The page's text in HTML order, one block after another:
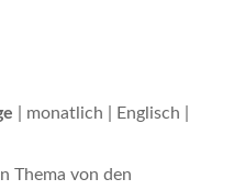
| monatlich | Englisch |
Thema von den